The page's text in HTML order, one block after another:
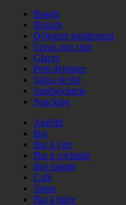
Bagels
Brunch
Déjeuner rapidement
Encas non stop
Glaces
Petit déjeuner
Salon de thé
Sandwicherie
Snacking
Apéritif
Bar
Bar à vins
Bar à cocktails
Bar lounge
Café
Tapas
Bar à bière